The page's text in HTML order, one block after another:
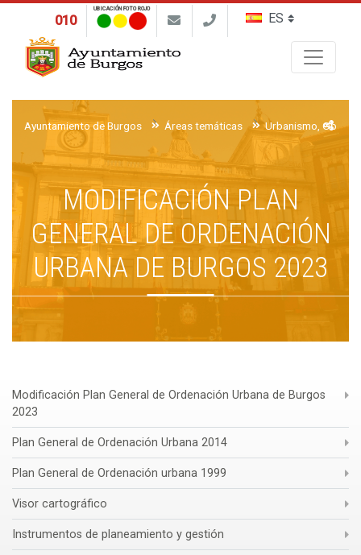
010
UBICACIÓN FOTO ROJO
Ayuntamiento de Burgos Áreas temáticas Urbanismo, Obras
MODIFICACIÓN PLAN
GENERAL DE ORDENACIÓN
URBANA DE BURGOS 2023
Modificación Plan General de Ordenación Urbana de Burgos
2023
Plan General de Ordenación Urbana 2014
Plan General de Ordenación urbana 1999
Visor cartográfico
Instrumentos de planeamiento y gestión